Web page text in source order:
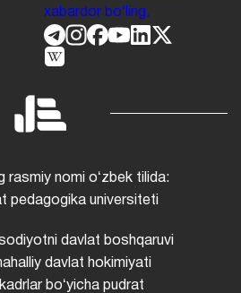
xabardor boʻling.
rasmiy nomi oʻzbek tilida:
pedagogika universiteti
davlat boshqaruvi
davlat hokimiyati
boʻyicha pudrat